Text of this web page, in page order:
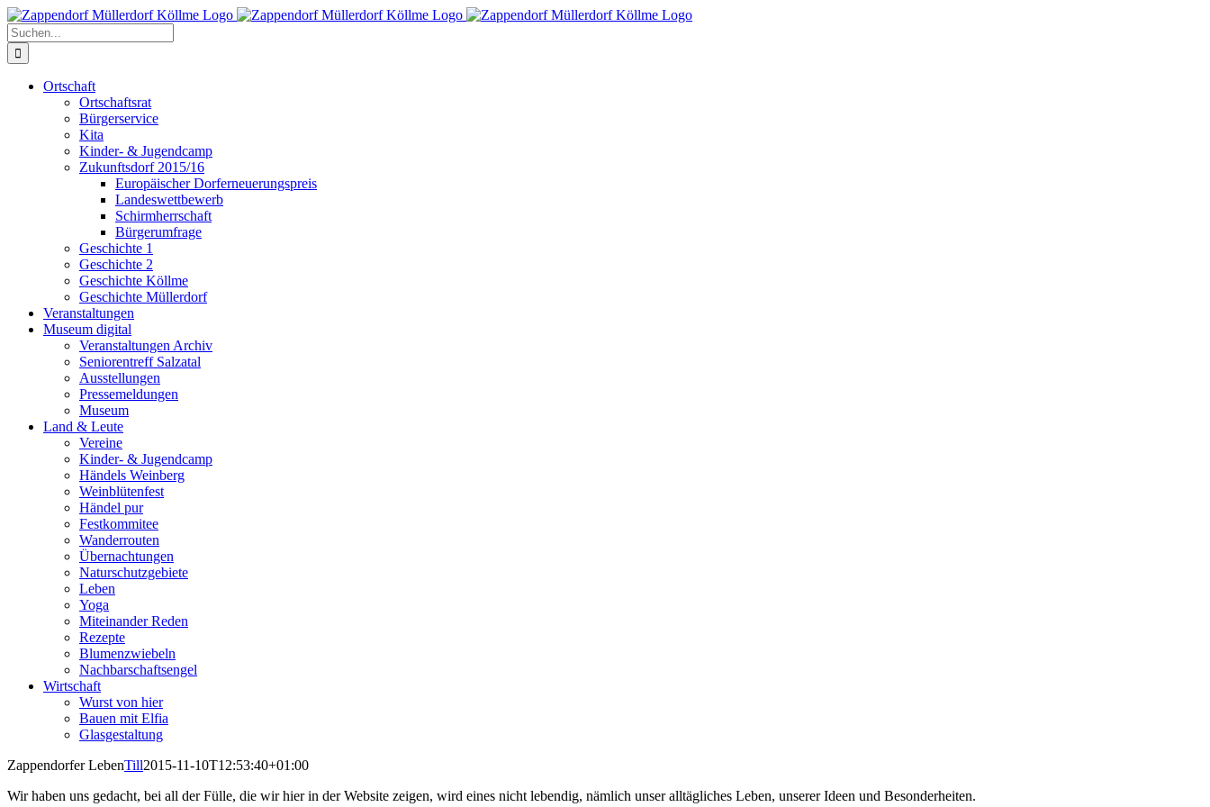
Zum
Inhalt
springen
Suche
nach:
Ortschaft
Ortschaftsrat
Bürgerservice
Kita
Kinder- & Jugendcamp
Zukunftsdorf 2015/16
Europäischer Dorferneuerungspreis
Landeswettbewerb
Schirmherrschaft
Bürgerumfrage
Geschichte 1
Geschichte 2
Geschichte Köllme
Geschichte Müllerdorf
Veranstaltungen
Museum digital
Veranstaltungen Archiv
Seniorentreff Salzatal
Ausstellungen
Pressemeldungen
Museum
Land & Leute
Vereine
Kinder- & Jugendcamp
Händels Weinberg
Weinblütenfest
Händel pur
Festkommitee
Wanderrouten
Übernachtungen
Naturschutzgebiete
Leben
Yoga
Miteinander Reden
Rezepte
Blumenzwiebeln
Nachbarschaftsengel
Wirtschaft
Wurst von hier
Bauen mit Elfia
Glasgestaltung
Zappendorfer LebenTill2015-11-10T12:53:40+01:00
Wir haben uns gedacht, bei all der Fülle, die wir hier in der Website zeigen, wird eines nicht lebendig, nämlich unser alltägliches Leben, unserer Ideen und Besonderheiten.